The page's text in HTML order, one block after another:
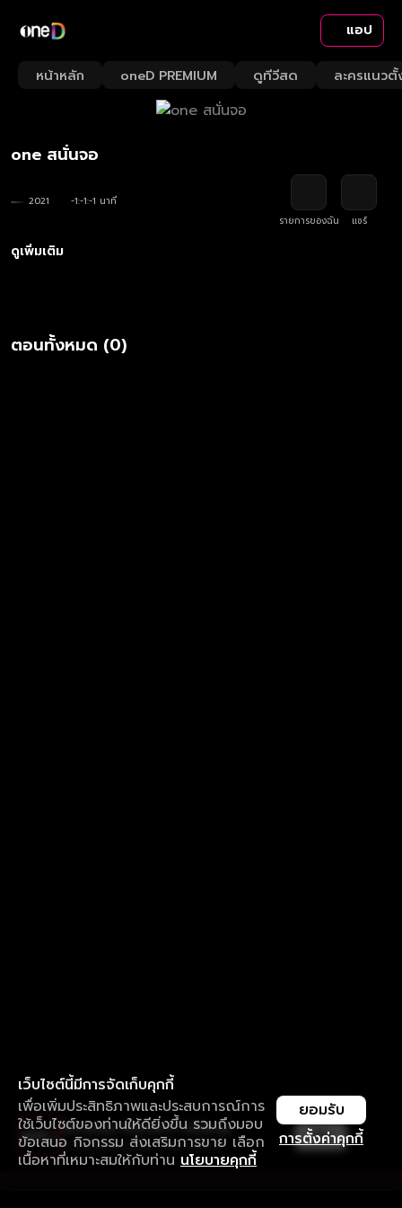
แอป
หน้าหลัก oneD PREMIUM ดูทีวีสด ละครแนวตั้
one สนั่นจอ
2021
-1:-1:-1 นาที
รายการของฉัน
แชร์
ดูเพิ่มเติม
ตอนทั้งหมด (0)
เว็บไซต์นี้มีการจัดเก็บคุกกี้
เพื่อเพิ่มประสิทธิภาพและประสบการณ์การ
ใช้เว็บไซต์ของท่านให้ดียิ่งขึ้น รวมถึงมอบ
ข้อเสนอ กิจกรรม ส่งเสริมการขาย เลือก
เนื้อหาที่เหมาะสมให้กับท่าน นโยบายคุกกี้
การตั้งค่าคุกกี้
ยอมรับ
ใช้งานแอป ลื่นไหลกว่า ไม่มีสะดุด
ดาวน์โหลดแอปเพื่อการรับชมที่ดีกว่า เปิด